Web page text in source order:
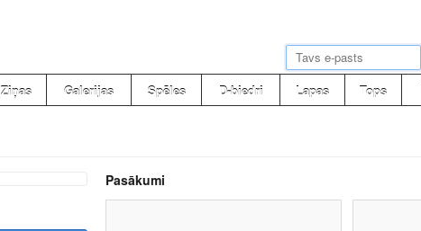
Ziņas Galerijas Spēles D-biedri Lapas Tops
Pasākumi